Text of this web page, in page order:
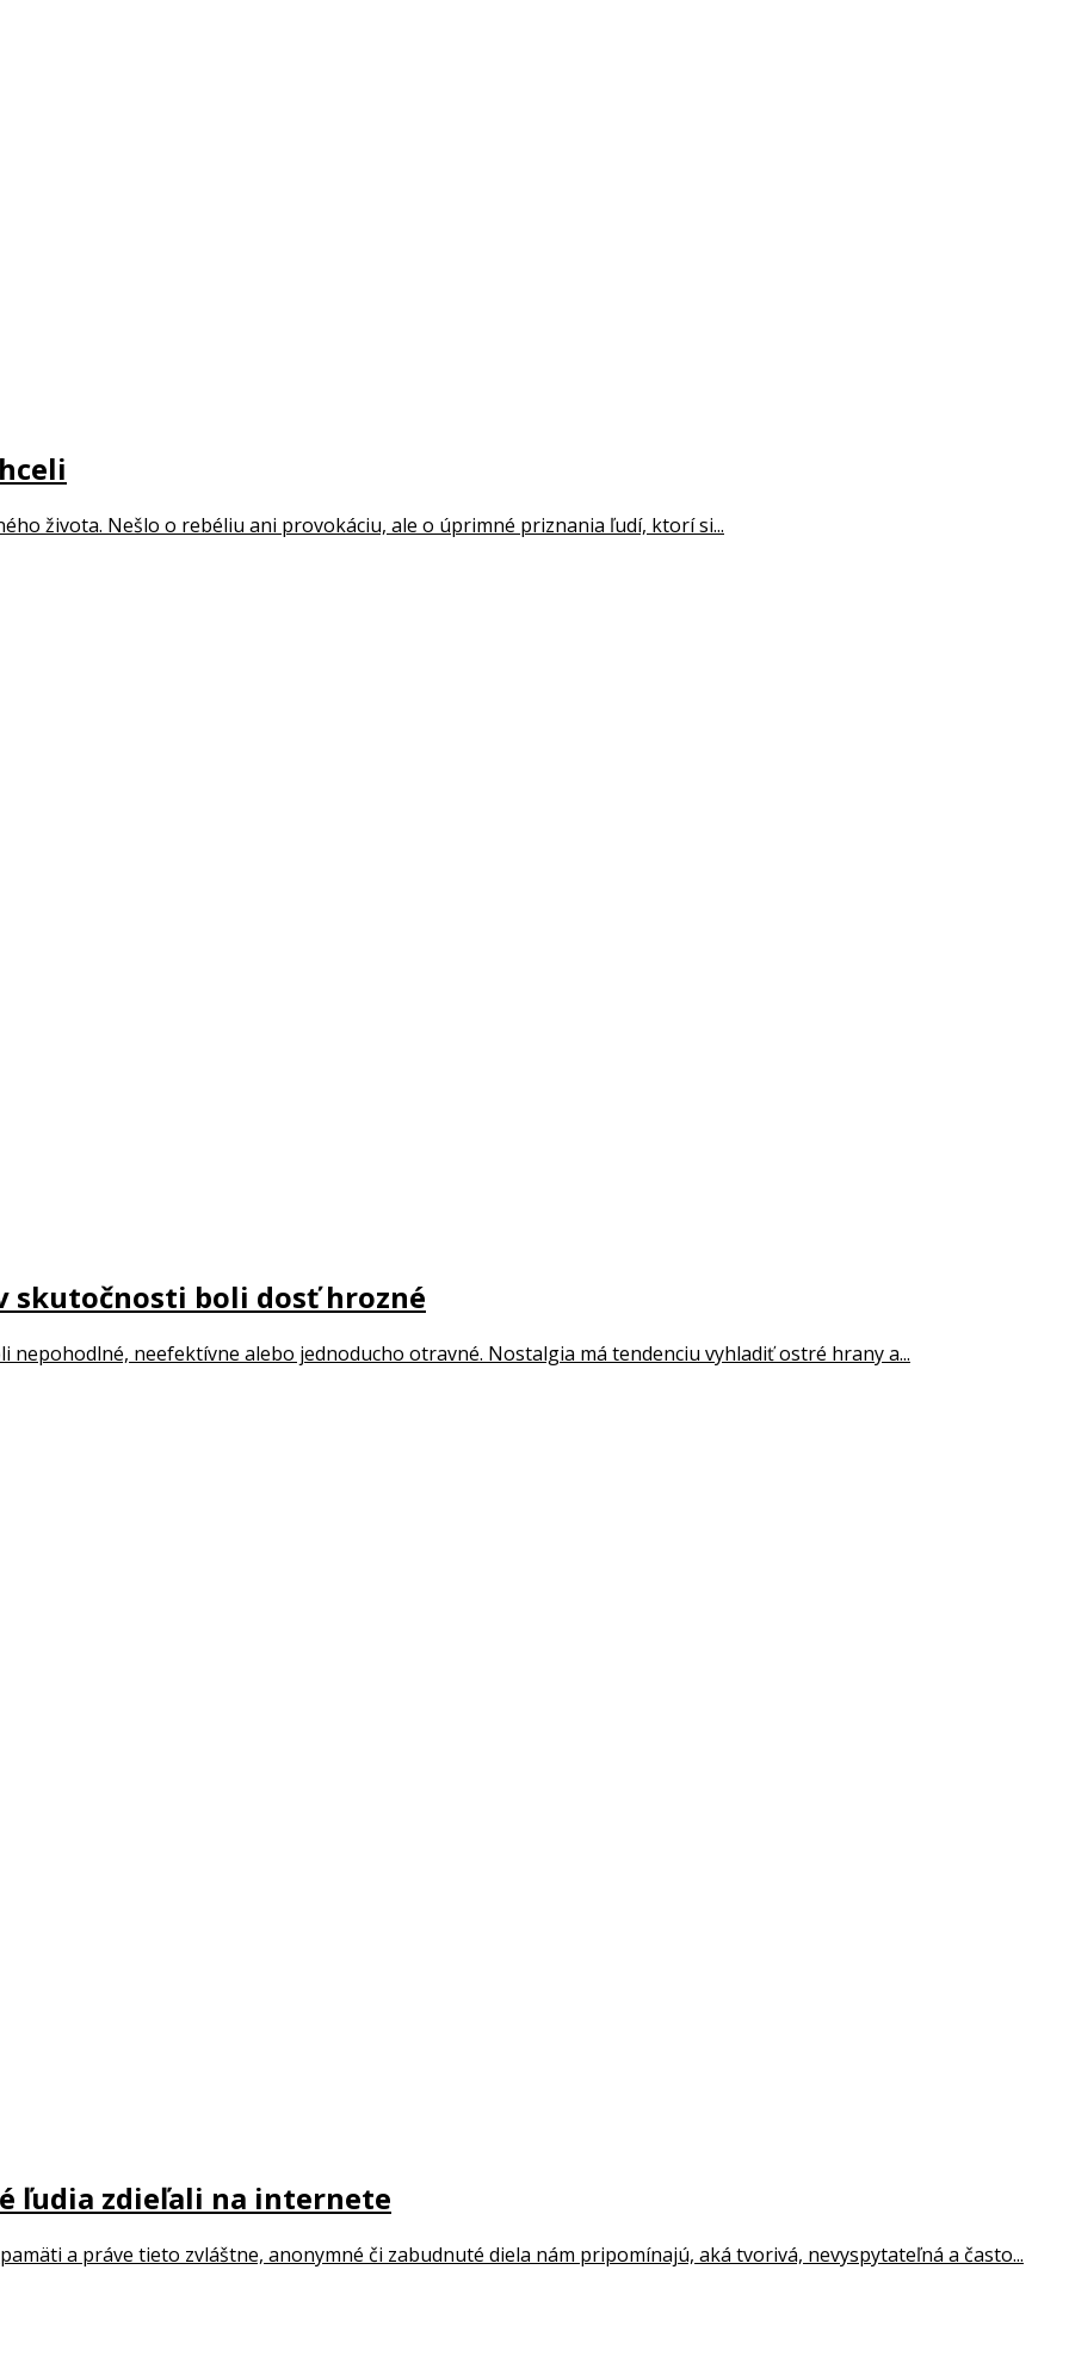
života. Nešlo o rebéliu ani provokáciu, ale o úprimné priznania ľudí, ktorí si...
skutočnosti boli dosť hrozné
nepohodlné, neefektívne alebo jednoducho otravné. Nostalgia má tendenciu vyhladiť ostré hrany a...
ľudia zdieľali na internete
a práve tieto zvláštne, anonymné či zabudnuté diela nám pripomínajú, aká tvorivá, nevyspytateľná a často...